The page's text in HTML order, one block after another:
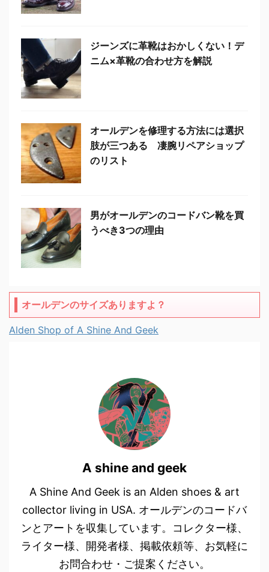
ジーンズに革靴はおかしくない！デ
ニム×革靴の合わせ方を解説
オールデンを修理する方法には選択
肢が三つある 凄腕リペアショップ
のリスト
男がオールデンのコードバン靴を買
うべき3つの理由
オールデンのサイズありますよ？
Alden Shop of A Shine And Geek
A shine and geek
A Shine And Geek is an Alden shoes & art
collector living in USA. オールデンのコードバ
ンとアートを収集しています。コレクター様、
ライター様、開発者様、掲載依頼等、お気軽に
お問合わせ・ご提案ください。